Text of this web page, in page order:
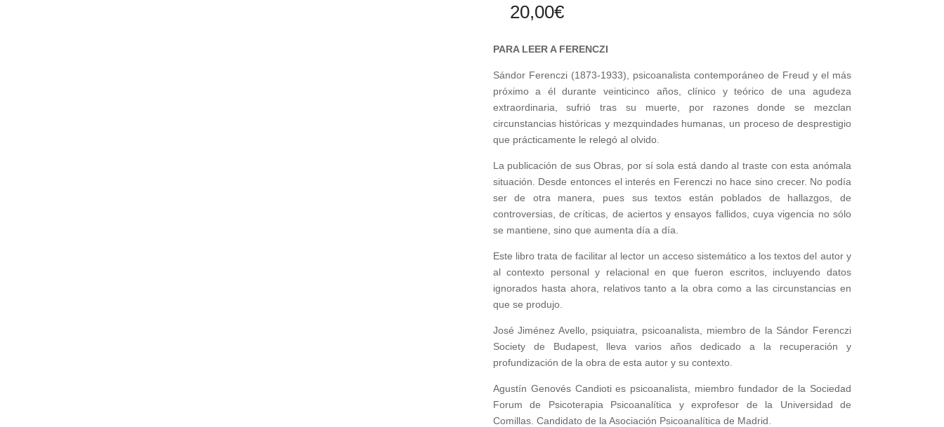
20,00€
PARA LEER A FERENCZI
Sándor Ferenczi (1873-1933), psicoanalista contemporáneo de Freud y el más
próximo a él durante veinticinco años, clínico y teórico de una agudeza
extraordinaria, sufrió tras su muerte, por razones donde se mezclan
circunstancias históricas y mezquindades humanas, un proceso de desprestigio
que prácticamente le relegó al olvido.
La publicación de sus Obras, por sí sola está dando al traste con esta anómala
situación. Desde entonces el interés en Ferenczi no hace sino crecer. No podía
ser de otra manera, pues sus textos están poblados de hallazgos, de
controversias, de críticas, de aciertos y ensayos fallidos, cuya vigencia no sólo
se mantiene, sino que aumenta día a día.
Este libro trata de facilitar al lector un acceso sistemático a los textos del autor y
al contexto personal y relacional en que fueron escritos, incluyendo datos
ignorados hasta ahora, relativos tanto a la obra como a las circunstancias en
que se produjo.
José Jiménez Avello, psiquiatra, psicoanalista, miembro de la Sándor Ferenczi
Society de Budapest, lleva varios años dedicado a la recuperación y
profundización de la obra de esta autor y su contexto.
Agustín Genovés Candioti es psicoanalista, miembro fundador de la Sociedad
Forum de Psicoterapia Psicoanalítica y exprofesor de la Universidad de
Comillas. Candidato de la Asociación Psicoanalítica de Madrid.